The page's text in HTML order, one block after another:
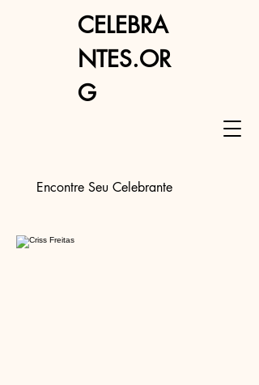
Encontre Seu Celebrante
CELEBRA
NTES.OR
G